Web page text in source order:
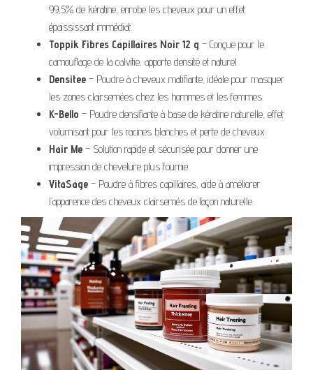
99,5% de kératine, enrobe les cheveux pour un effet
épaississant immédiat.
Toppik Fibres Capillaires Noir 12 g – Conçue pour le
camouflage de la calvitie, apporte densité et naturel.
Densitee – Poudre à cheveux matifiante, idéale pour masquer
les zones clairsemées chez les hommes et les femmes.
K-Bello – Poudre densifiante à base de kératine naturelle, effet
volumisant pour les racines blanches et perte de cheveux.
Hair Me – Solution rapide et sécurisée pour donner une
impression de chevelure plus fournie.
VitaSage – Poudre à fibres capillaires, aide à améliorer
l’apparence des cheveux clairsemés de façon naturelle.